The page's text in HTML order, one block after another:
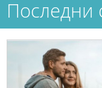
Последни